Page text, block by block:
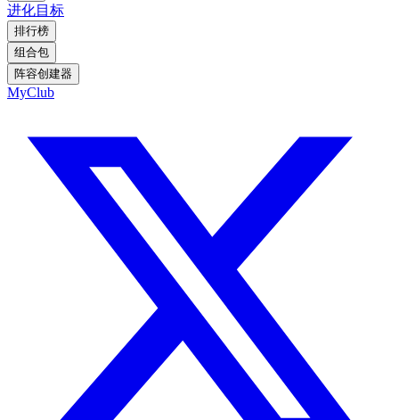
进化目标
排行榜
组合包
阵容创建器
MyClub